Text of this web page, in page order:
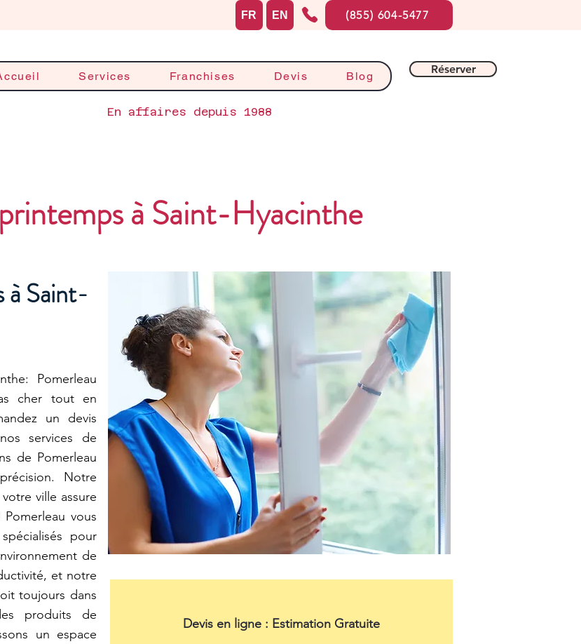
Services Franchises Devis Blog
Réserver
En affaires depuis 1988
FR EN (855) 604-5477
à Saint-Hyacinthe
à Saint-
Pomerleau
cher tout en
un devis
services de
de Pomerleau
Notre
ville assure
vous
pour
de
et notre
toujours dans
produits de
un espace
Devis en ligne : Estimation Gratuite